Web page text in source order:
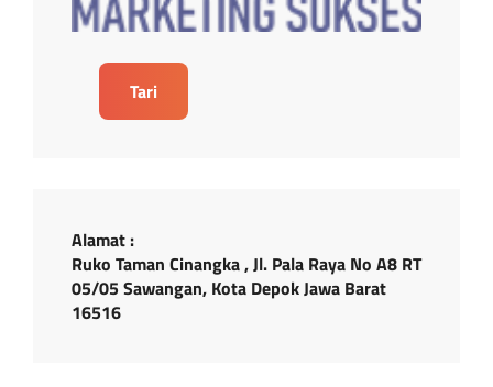
Tari
Alamat :
Ruko Taman Cinangka , Jl. Pala Raya No A8 RT
05/05 Sawangan, Kota Depok Jawa Barat
16516